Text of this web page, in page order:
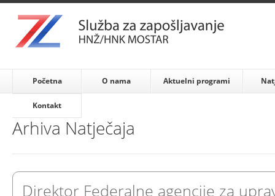
Početna O nama Aktuelni programi
Kontakt
Arhiva Natječaja
Direktor Federalne agencije za